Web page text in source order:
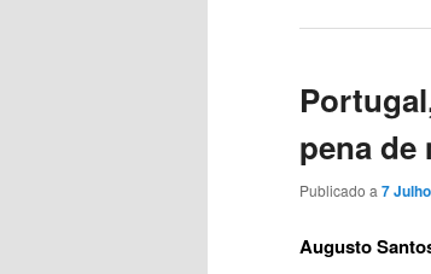
pena de
Publicado a 7
Augusto